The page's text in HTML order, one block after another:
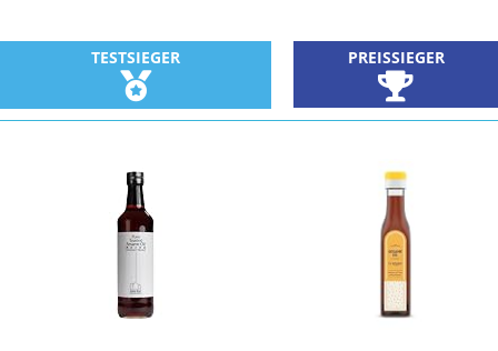
TESTSIEGER PREISSIEGER